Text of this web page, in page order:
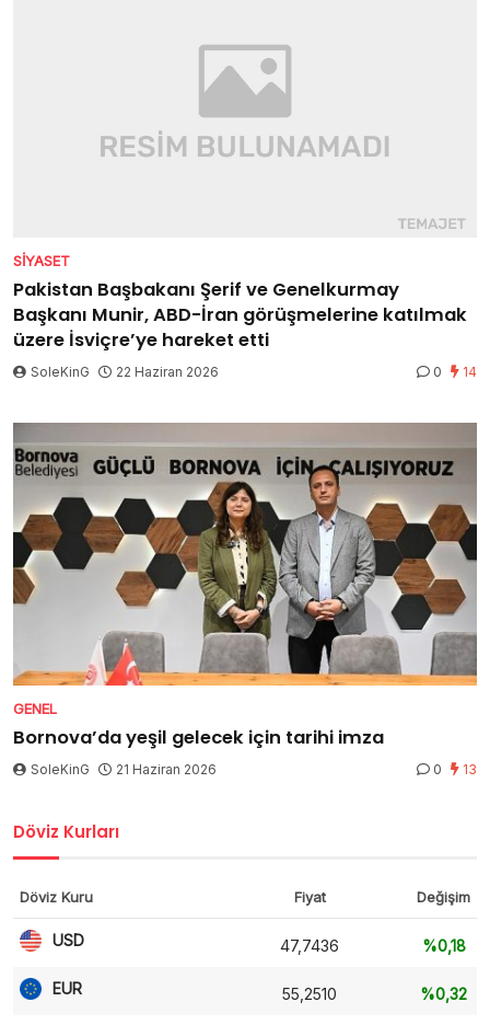
SIYASET
Pakistan Başbakanı Şerif ve Genelkurmay
Başkanı Munir, ABD-İran görüşmelerine katılmak
üzere İsviçre’ye hareket etti
SoleKinG 22 Haziran 2026 0 14
GENEL
Bornova’da yeşil gelecek için tarihi imza
SoleKinG 21 Haziran 2026 0 13
Döviz Kurları
Döviz Kuru Fiyat Değişim
USD 47,7436 %0,18
EUR 55,2510 %0,32